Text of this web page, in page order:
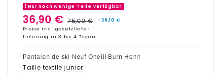
Nur noch wenige Teile verfügbar
36,90 € 75,00 € -38,10 €
Preise inkl. gesetzlicher
Lieferung in 3 bis 4 Tagen
Pantalon de ski Neuf Oneill Burn Henn
Taille textile junior